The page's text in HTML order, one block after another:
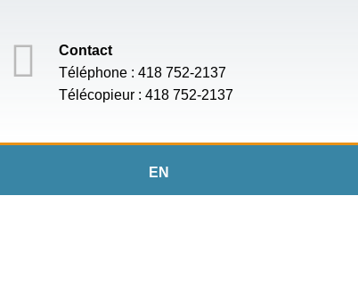
Contact
Téléphone : 418 752-2137
Télécopieur : 418 752-2137
EN